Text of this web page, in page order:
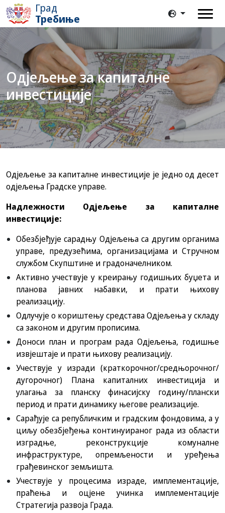
Град
Требиње
Одјељење за капиталне
инвестиције
Одјељење за капиталне инвестиције је једно од десет
одјељења Градске управе.
Надлежности Одјељење за капиталне
инвестиције:
Обезбјеђује сарадњу Одјељења са другим органима
управе, предузећима, организацијама и Стручном
службом Скупштине и градоначелником.
Активно учествује у креирању годишњих буџета и
планова јавних набавки, и прати њихову
реализацију.
Одлучује о кориштењу средстава Одјељења у складу
са законом и другим прописима.
Доноси план и програм рада Одјељења, годишње
извјештаје и прати њихову реализацију.
Учествује у изради (краткорочног/средњорочног/
дугорочног) Плана капиталних инвестиција и
улагања за планску финасијску годину/плански
период и прати динамику његове реализације.
Сарађује са републичким и градским фондовима, а у
циљу обезбјеђења континуираног рада из области
изградње, реконструкције комуналне
инфраструктуре, опремљености и уређења
грађевинског земљишта.
Учествује у процесима израде, имплементације,
праћења и оцјене учинка имплементације
Стратегија развоја Града.